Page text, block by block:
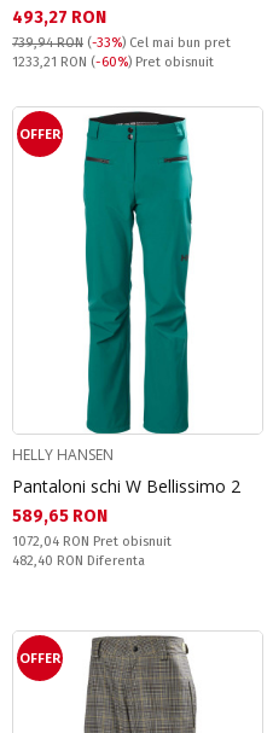
Текуща цена:
493,27 RON
739,94 RON (-33%) Cel mai bun pret
Pret obisnuit:
1233,21 RON (-60%) Pret obisnuit
OFFER
HELLY HANSEN
Pantaloni schi W Bellissimo 2
Текуща цена:
589,65 RON
Pret obisnuit:
1072,04 RON Pret obisnuit
Спестявате:
482,40 RON Diferenta
OFFER